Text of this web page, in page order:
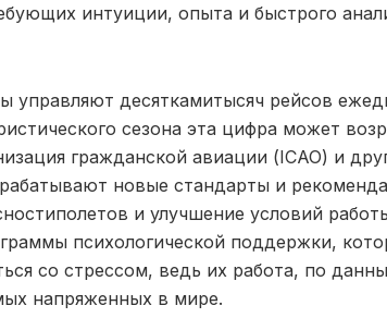
интуиции, опыта и быстрого
управляют десяткамитысяч рейсов
сезона эта цифра может
гражданской авиации (ICAO) и
новые стандарты и
и улучшение условий
психологической поддержки,
со стрессом, ведь их работа, по
напряженных в мире.